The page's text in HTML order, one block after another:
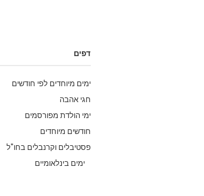
דפים
ימים מיוחדים לפי חודשים
חגי אהבה
ימי הולדת מפורסמים
חודשים מיוחדים
פסטיבלים וקרנבלים בחו"ל
ימים בינלאומיים